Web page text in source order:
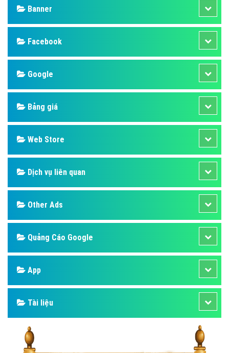
Banner
Facebook
Google
Bảng giá
Web Store
Dịch vụ liên quan
Other Ads
Quảng Cáo Google
App
Tài liệu